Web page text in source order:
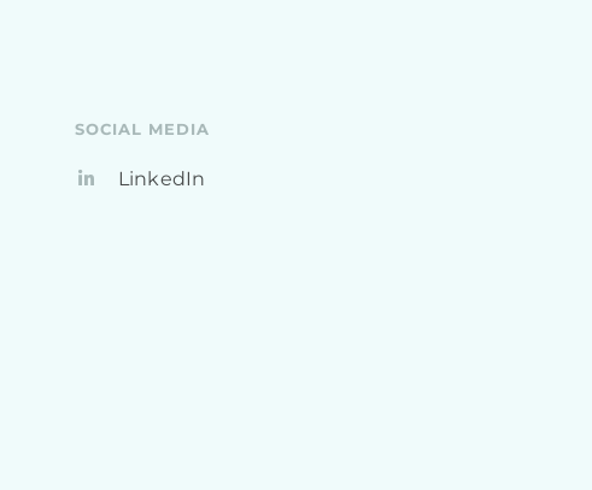
SOCIAL MEDIA
LinkedIn